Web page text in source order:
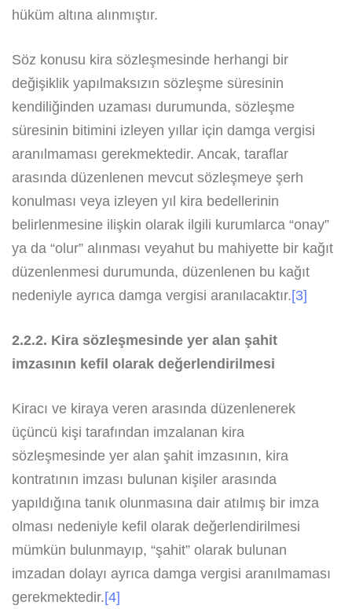
hüküm altına alınmıştır.
Söz konusu kira sözleşmesinde herhangi bir
değişiklik yapılmaksızın sözleşme süresinin
kendiliğinden uzaması durumunda, sözleşme
süresinin bitimini izleyen yıllar için damga vergisi
aranılmaması gerekmektedir. Ancak, taraflar
arasında düzenlenen mevcut sözleşmeye şerh
konulması veya izleyen yıl kira bedellerinin
belirlenmesine ilişkin olarak ilgili kurumlarca “onay”
ya da “olur” alınması veyahut bu mahiyette bir kağıt
düzenlenmesi durumunda, düzenlenen bu kağıt
nedeniyle ayrıca damga vergisi aranılacaktır.[3]
2.2.2. Kira sözleşmesinde yer alan şahit
imzasının kefil olarak değerlendirilmesi
Kiracı ve kiraya veren arasında düzenlenerek
üçüncü kişi tarafından imzalanan kira
sözleşmesinde yer alan şahit imzasının, kira
kontratının imzası bulunan kişiler arasında
yapıldığına tanık olunmasına dair atılmış bir imza
olması nedeniyle kefil olarak değerlendirilmesi
mümkün bulunmayıp, “şahit” olarak bulunan
imzadan dolayı ayrıca damga vergisi aranılmaması
gerekmektedir.[4]